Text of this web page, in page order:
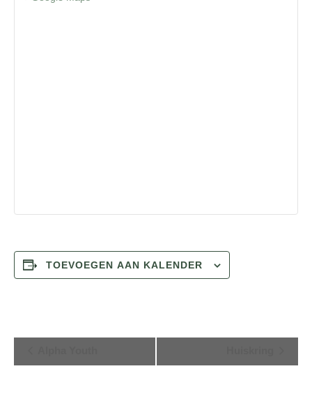
TOEVOEGEN AAN KALENDER
v